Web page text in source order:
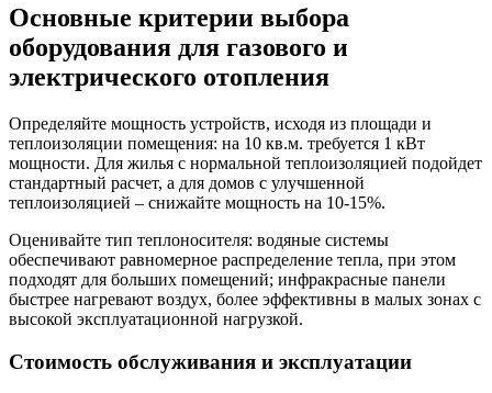
Основные критерии выбора
оборудования для газового и
электрического отопления
Определяйте мощность устройств, исходя из площади и
теплоизоляции помещения: на 10 кв.м. требуется 1 кВт
мощности. Для жилья с нормальной теплоизоляцией подойдет
стандартный расчет, а для домов с улучшенной
теплоизоляцией – снижайте мощность на 10-15%.
Оценивайте тип теплоносителя: водяные системы
обеспечивают равномерное распределение тепла, при этом
подходят для больших помещений; инфракрасные панели
быстрее нагревают воздух, более эффективны в малых зонах с
высокой эксплуатационной нагрузкой.
Стоимость обслуживания и эксплуатации